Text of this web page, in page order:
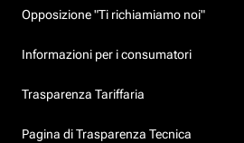
Opposizione "Ti richiamiamo noi"
Informazioni per i consumatori
Trasparenza Tariffaria
Pagina di Trasparenza Tecnica